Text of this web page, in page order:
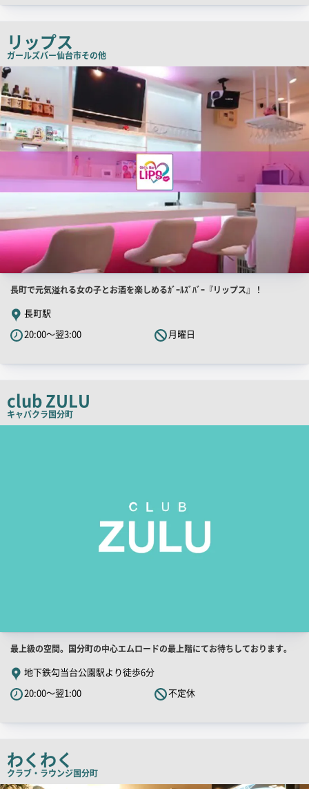
コ
ピ
リップス
ガールズバー仙台市その他
店
舗
PR
画
像
店
舗
PR
キ
コ
ピ
長町で元気溢れる女の子とお酒を楽しめるｶﾞｰﾙｽﾞﾊﾞｰ『リップス』！
長町駅
20:00～翌3:00
月曜日
club ZULU
キャバクラ国分町
店
店
舗
PR
キ
コ
ピ
最上級の空間。国分町の中心エムロードの最上階にてお待ちしております。
地下鉄勾当台公園駅より徒歩6分
20:00～翌1:00
不定休
わくわく
クラブ・ラウンジ国分町